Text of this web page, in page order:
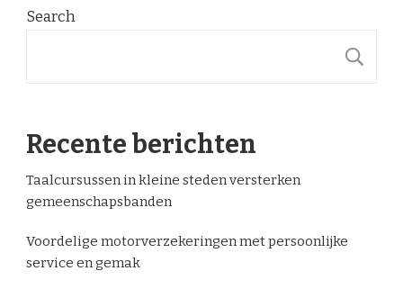
Search
Recente berichten
Taalcursussen in kleine steden versterken
gemeenschapsbanden
Voordelige motorverzekeringen met persoonlijke
service en gemak